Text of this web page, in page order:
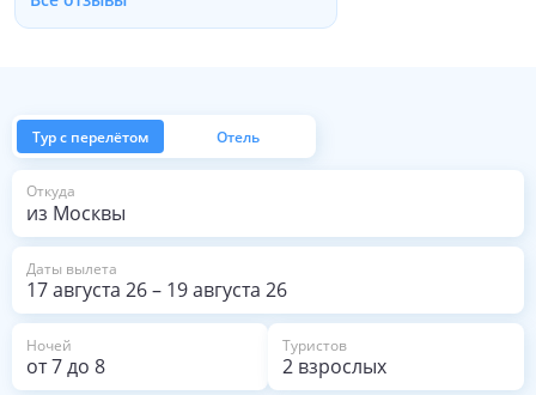
Тур с перелётом Отель
Откуда
из Москвы
Даты вылета
17 августа 26– 19 августа 26
Ночей
от7до 8
Туристов
2 взрослых